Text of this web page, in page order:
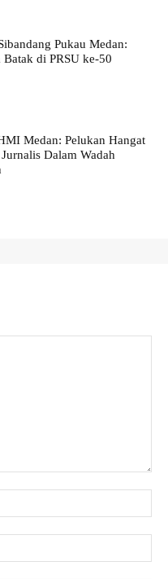
Pukau Medan:
Batak di PRSU ke-50
Medan: Pelukan Hangat
Dalam Wadah